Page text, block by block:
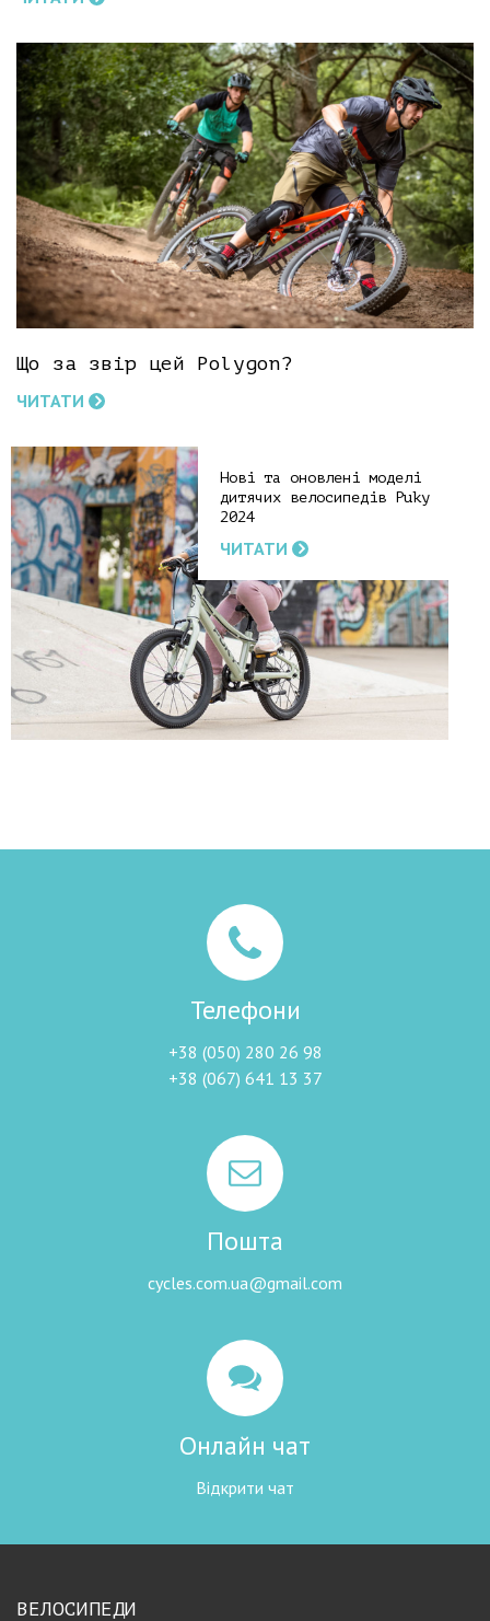
Що за звір цей Polygon?
ЧИТАТИ
Нові та оновлені моделі
дитячих велосипедів Puky
2024
ЧИТАТИ
Телефони
+38 (050) 280 26 98
+38 (067) 641 13 37
Пошта
cycles.com.ua@gmail.com
Онлайн чат
Відкрити чат
ВЕЛОСИПЕДИ